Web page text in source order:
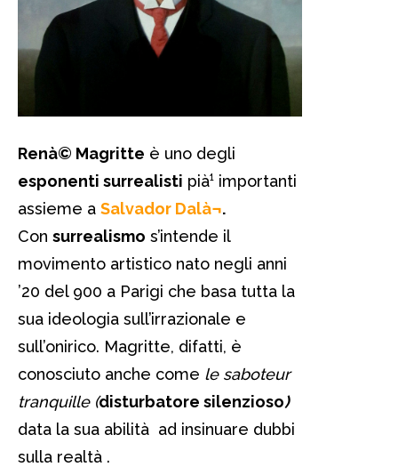
Renà© Magritte è uno degli
esponenti surrealisti pià¹ importanti
assieme a Salvador Dalà¬.
Con surrealismo s’intende il
movimento artistico nato negli anni
’20 del 900 a Parigi che basa tutta la
sua ideologia sull’irrazionale e
sull’onirico. Magritte, difatti, è
conosciuto anche come le saboteur
tranquille (disturbatore silenzioso)
data la sua abilità ad insinuare dubbi
sulla realtà .